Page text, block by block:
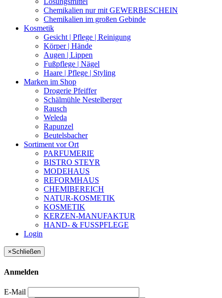
Chemikalien nur mit GEWERBESCHEIN
Chemikalien im großen Gebinde
Kosmetik
Gesicht | Pflege | Reinigung
Körper | Hände
Augen | Lippen
Fußpflege | Nägel
Haare | Pflege | Styling
Marken im Shop
Drogerie Pfeiffer
Schälmühle Nestelberger
Rausch
Weleda
Rapunzel
Beutelsbacher
Sortiment vor Ort
PARFUMERIE
BISTRO STEYR
MODEHAUS
REFORMHAUS
CHEMIBEREICH
NATUR-KOSMETIK
KOSMETIK
KERZEN-MANUFAKTUR
HAND- & FUSSPFLEGE
Login
×Schließen
Anmelden
E-Mail